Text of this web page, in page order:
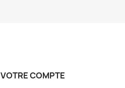
VOTRE COMPTE